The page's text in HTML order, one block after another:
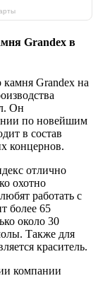
Grandex в
Grandex на
Он
по новейшим
в состав
концернов.
отлично
охотно
работать с
более 65
около 30
Также для
краситель.
компании